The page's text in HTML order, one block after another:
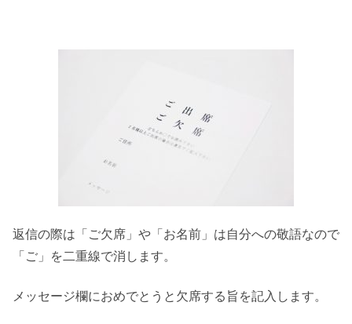
返信の際は「ご欠席」や「お名前」は自分への敬語なので
「ご」を二重線で消します。
メッセージ欄におめでとうと欠席する旨を記入します。